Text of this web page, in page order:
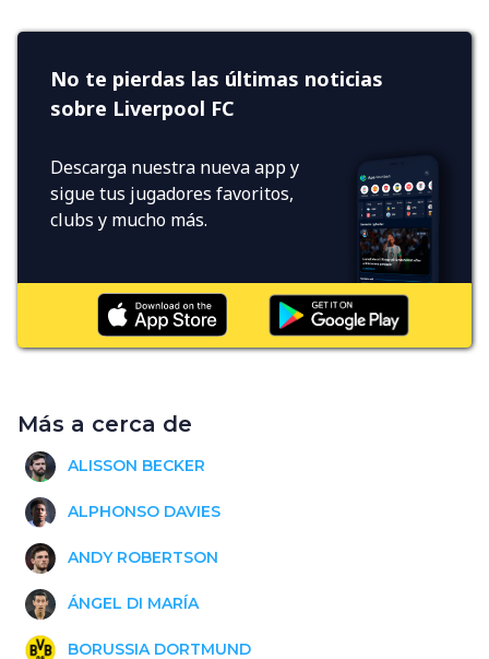
No te pierdas las últimas noticias
sobre Liverpool FC
Descarga nuestra nueva app y
sigue tus jugadores favoritos,
clubs y mucho más.
Más a cerca de
ALISSON BECKER
ALPHONSO DAVIES
ANDY ROBERTSON
ÁNGEL DI MARÍA
BORUSSIA DORTMUND